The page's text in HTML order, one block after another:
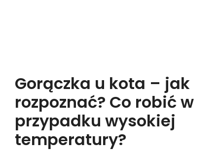
Gorączka u kota – jak
rozpoznać? Co robić w
przypadku wysokiej
temperatury?